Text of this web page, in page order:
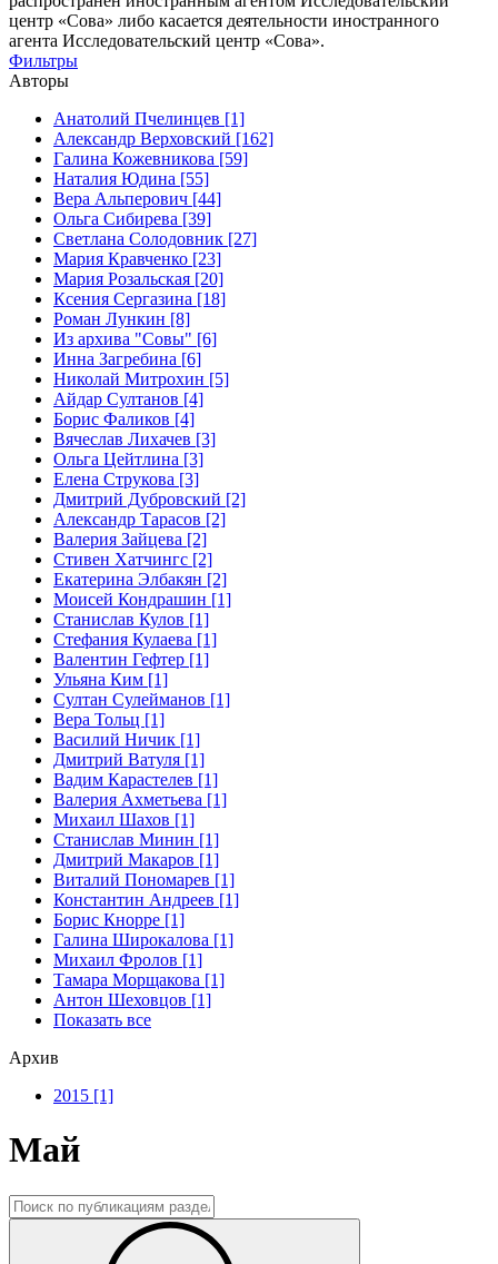
центр «Сова» либо касается деятельности иностранного
агента Исследовательский центр «Сова».
Фильтры
Авторы
Анатолий Пчелинцев [1]
Александр Верховский [162]
Галина Кожевникова [59]
Наталия Юдина [55]
Вера Альперович [44]
Ольга Сибирева [39]
Светлана Солодовник [27]
Мария Кравченко [23]
Мария Розальская [20]
Ксения Сергазина [18]
Роман Лункин [8]
Из архива "Совы" [6]
Инна Загребина [6]
Николай Митрохин [5]
Айдар Султанов [4]
Борис Фаликов [4]
Вячеслав Лихачев [3]
Ольга Цейтлина [3]
Елена Струкова [3]
Дмитрий Дубровский [2]
Александр Тарасов [2]
Валерия Зайцева [2]
Стивен Хатчингс [2]
Екатерина Элбакян [2]
Моисей Кондрашин [1]
Станислав Кулов [1]
Стефания Кулаева [1]
Валентин Гефтер [1]
Ульяна Ким [1]
Султан Сулейманов [1]
Верa Тольц [1]
Василий Ничик [1]
Дмитрий Ватуля [1]
Вадим Карастелев [1]
Валерия Ахметьева [1]
Михаил Шахов [1]
Станислав Минин [1]
Дмитрий Макаров [1]
Виталий Пономарев [1]
Константин Андреев [1]
Борис Кнорре [1]
Галина Широкалова [1]
Михаил Фролов [1]
Тамара Морщакова [1]
Антон Шеховцов [1]
Показать все
Архив
2015 [1]
Май